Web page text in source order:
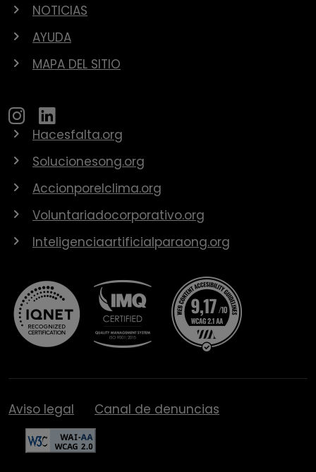
NOTICIAS
AYUDA
MAPA DEL SITIO
Hacesfalta.org
Solucionesong.org
Accionporelclima.org
Voluntariadocorporativo.org
Inteligenciaartificialparaong.org
Aviso legal Canal de denuncias